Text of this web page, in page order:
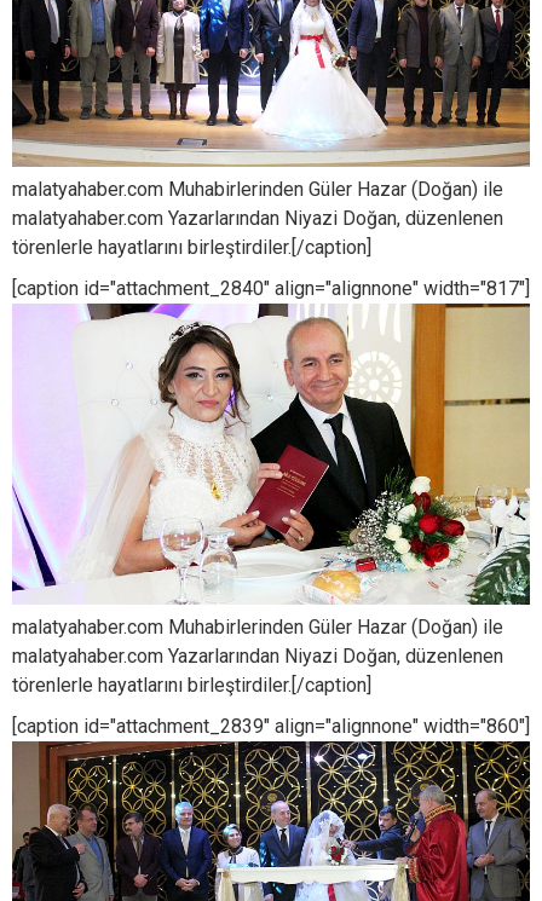
malatyahaber.com Muhabirlerinden Güler Hazar (Doğan) ile
malatyahaber.com Yazarlarından Niyazi Doğan, düzenlenen
törenlerle hayatlarını birleştirdiler.[/caption]
[caption id="attachment_2840" align="alignnone" width="817"]
malatyahaber.com Muhabirlerinden Güler Hazar (Doğan) ile
malatyahaber.com Yazarlarından Niyazi Doğan, düzenlenen
törenlerle hayatlarını birleştirdiler.[/caption]
[caption id="attachment_2839" align="alignnone" width="860"]